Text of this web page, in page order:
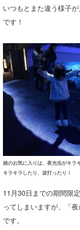
いつもとまた違う様子
です！
娘のお気に入りは、夜光虫がキラ
キラキラしたり、波打ったり！
11月30日までの期間限
ってしまいますが、「
です。
米山予報士
予報士 hiro.
banpaku
chappy
Romisea